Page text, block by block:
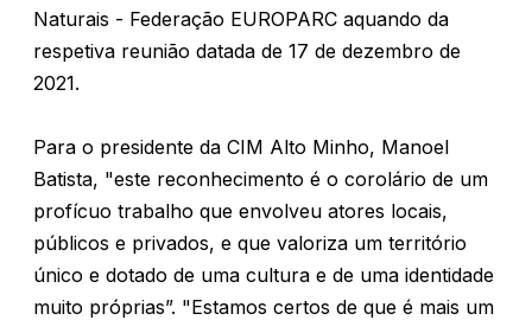
Naturais - Federação EUROPARC aquando da
respetiva reunião datada de 17 de dezembro de
2021.
Para o presidente da CIM Alto Minho, Manoel
Batista, "este reconhecimento é o corolário de um
profícuo trabalho que envolveu atores locais,
públicos e privados, e que valoriza um território
único e dotado de uma cultura e de uma identidade
muito próprias”. "Estamos certos de que é mais um